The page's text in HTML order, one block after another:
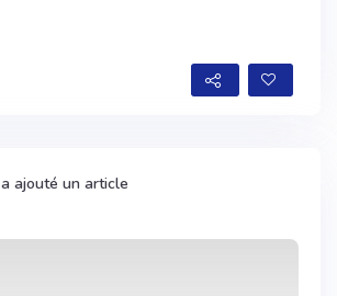
a ajouté un article